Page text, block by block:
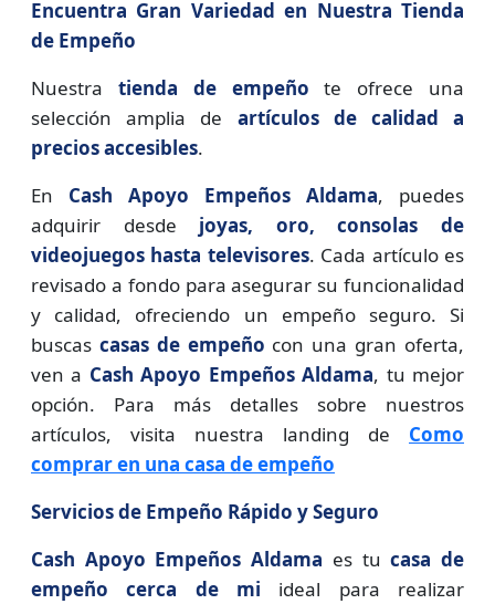
Encuentra Gran Variedad en Nuestra Tienda
de Empeño
Nuestra tienda de empeño te ofrece una
selección amplia de artículos de calidad a
precios accesibles.
En Cash Apoyo Empeños Aldama, puedes
adquirir desde joyas, oro, consolas de
videojuegos hasta televisores. Cada artículo es
revisado a fondo para asegurar su funcionalidad
y calidad, ofreciendo un empeño seguro. Si
buscas casas de empeño con una gran oferta,
ven a Cash Apoyo Empeños Aldama, tu mejor
opción. Para más detalles sobre nuestros
artículos, visita nuestra landing de Como
comprar en una casa de empeño
Servicios de Empeño Rápido y Seguro
Cash Apoyo Empeños Aldama es tucasa de
empeño cerca de mi ideal para realizar